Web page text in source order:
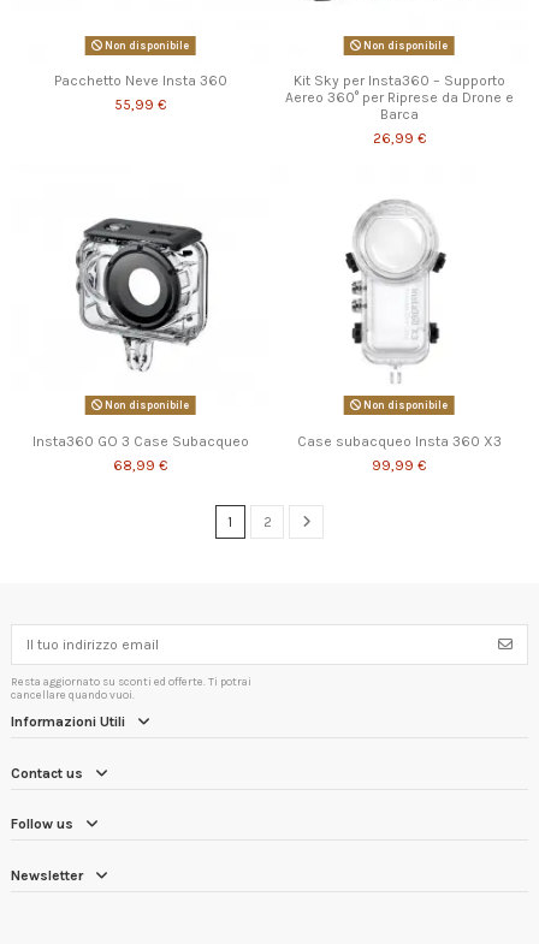
Non disponibile
Pacchetto Neve Insta 360
55,99 €
Non disponibile
Kit Sky per Insta360 – Supporto
Aereo 360° per Riprese da Drone e
Barca
26,99 €
Non disponibile
Insta360 GO 3 Case Subacqueo
68,99 €
Non disponibile
Case subacqueo Insta 360 X3
99,99 €
1 2
Resta aggiornato su sconti ed offerte. Ti potrai
cancellare quando vuoi.
Informazioni Utili
Contact us
Follow us
Newsletter